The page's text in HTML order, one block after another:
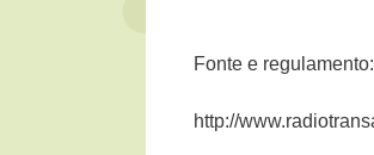
Fonte e
http://